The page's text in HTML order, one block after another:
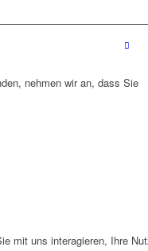
nehmen wir an, dass Sie
mit uns interagieren, Ihre